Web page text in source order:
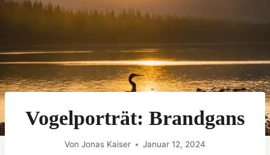
Vogelporträt: Brandgans
Von Jonas Kaiser Januar 12, 2024